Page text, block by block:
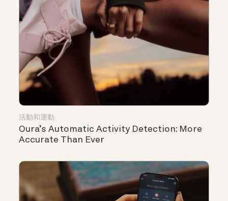
活動和運動
Oura’s Automatic Activity Detection: More
Accurate Than Ever